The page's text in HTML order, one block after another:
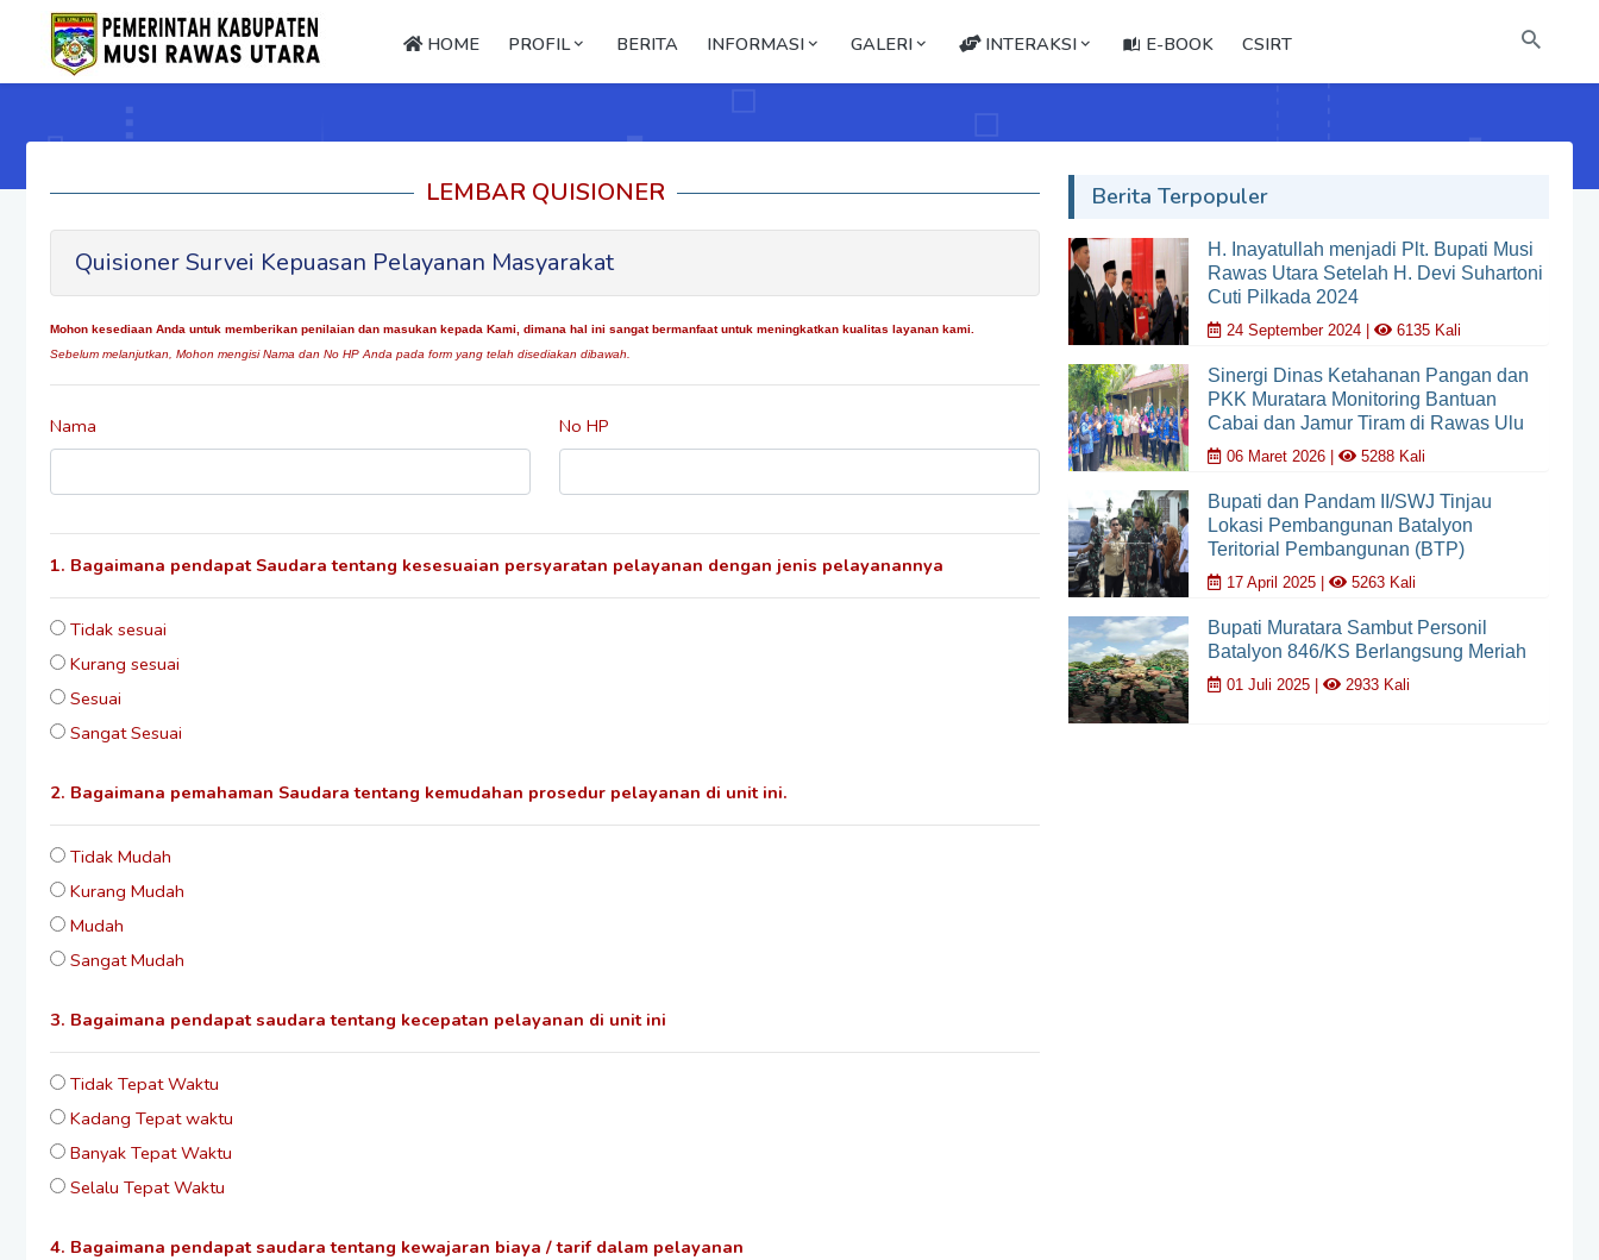
HOME PROFIL BERITA INFORMASI GALERI INTERAKSI E-BOOK CSIRT
LEMBAR QUISIONER
Quisioner Survei Kepuasan Pelayanan Masyarakat
Mohon kesediaan Anda untuk memberikan penilaian dan masukan kepada Kami, dimana hal ini sangat bermanfaat untuk meningkatkan kualitas layanan kami.
Sebelum melanjutkan, Mohon mengisi Nama dan No HP Anda pada form yang telah disediakan dibawah.
Nama No HP
1. Bagaimana pendapat Saudara tentang kesesuaian persyaratan pelayanan dengan jenis pelayanannya
Tidak sesuai
Kurang sesuai
Sesuai
Sangat Sesuai
2. Bagaimana pemahaman Saudara tentang kemudahan prosedur pelayanan di unit ini.
Tidak Mudah
Kurang Mudah
Mudah
Sangat Mudah
3. Bagaimana pendapat saudara tentang kecepatan pelayanan di unit ini
Tidak Tepat Waktu
Kadang Tepat waktu
Banyak Tepat Waktu
Selalu Tepat Waktu
4. Bagaimana pendapat saudara tentang kewajaran biaya / tarif dalam pelayanan
Berita Terpopuler
H. Inayatullah menjadi Plt. Bupati Musi
Rawas Utara Setelah H. Devi Suhartoni
Cuti Pilkada 2024
24 September 2024 | 6135 Kali
Sinergi Dinas Ketahanan Pangan dan
PKK Muratara Monitoring Bantuan
Cabai dan Jamur Tiram di Rawas Ulu
06 Maret 2026 | 5288 Kali
Bupati dan Pandam II/SWJ Tinjau
Lokasi Pembangunan Batalyon
Teritorial Pembangunan (BTP)
17 April 2025 | 5263 Kali
Bupati Muratara Sambut Personil
Batalyon 846/KS Berlangsung Meriah
01 Juli 2025 | 2933 Kali